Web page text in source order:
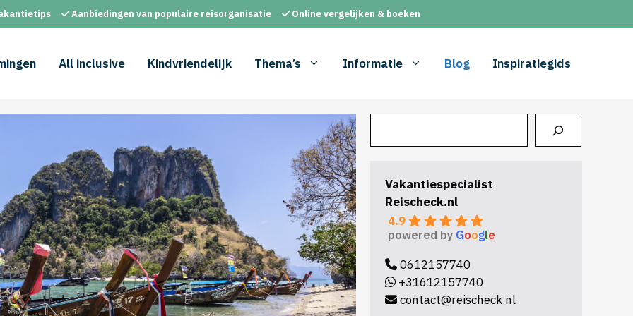
Aanbiedingen van populaire reisorganisatie Online vergelijken & boeken
All inclusive Kindvriendelijk Thema’s Informatie Blog Inspiratiegids
Vakantiespecialist
Reischeck.nl
4.9
powered by Google
0612157740
+31612157740
contact@reischeck.nl